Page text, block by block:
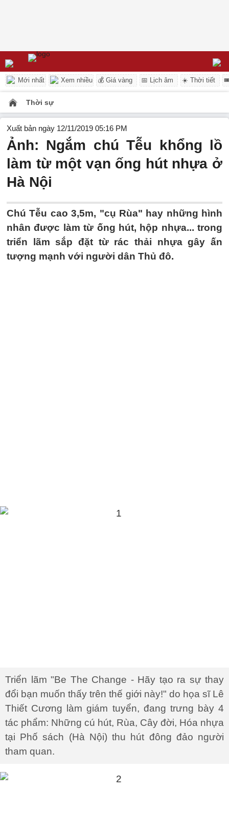
Mới nhất Xem nhiều 💰 Giá vàng 📅 Lịch âm ☀️ Thời tiết
Thời sự
Xuất bản ngày 12/11/2019 05:16 PM
Ảnh: Ngắm chú Tễu khổng lồ
làm từ một vạn ống hút nhựa ở
Hà Nội
Chú Tễu cao 3,5m, "cụ Rùa" hay những hình
nhân được làm từ ống hút, hộp nhựa... trong
triển lãm sắp đặt từ rác thải nhựa gây ấn
tượng mạnh với người dân Thủ đô.
Triển lãm "Be The Change - Hãy tạo ra sự thay
đổi bạn muốn thấy trên thế giới này!" do họa sĩ Lê
Thiết Cương làm giám tuyển, đang trưng bày 4
tác phẩm: Những cú hút, Rùa, Cây đời, Hóa nhựa
tại Phố sách (Hà Nội) thu hút đông đảo người
tham quan.